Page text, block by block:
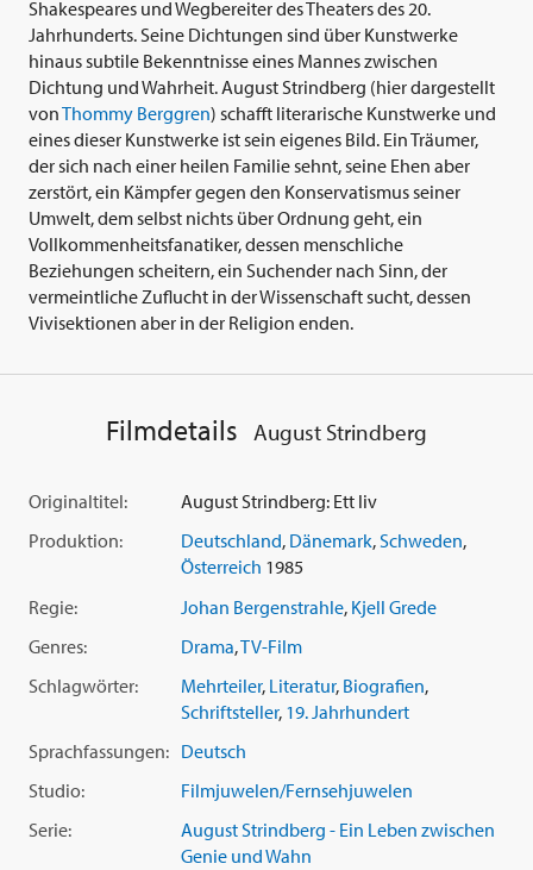
Shakespeares und Wegbereiter des Theaters des 20.
Jahrhunderts. Seine Dichtungen sind über Kunstwerke
hinaus subtile Bekenntnisse eines Mannes zwischen
Dichtung und Wahrheit. August Strindberg (hier dargestellt
vonThommy Berggren) schafft literarische Kunstwerke und
eines dieser Kunstwerke ist sein eigenes Bild. Ein Träumer,
der sich nach einer heilen Familie sehnt, seine Ehen aber
zerstört, ein Kämpfer gegen den Konservatismus seiner
Umwelt, dem selbst nichts über Ordnung geht, ein
Vollkommenheitsfanatiker, dessen menschliche
Beziehungen scheitern, ein Suchender nach Sinn, der
vermeintliche Zuflucht in der Wissenschaft sucht, dessen
Vivisektionen aber in der Religion enden.
Filmdetails August Strindberg
Originaltitel:
August Strindberg: Ett liv
Produktion:
Deutschland, Dänemark,Schweden,
Österreich 1985
Regie:
Johan Bergenstrahle, Kjell Grede
Genres:
Drama,TV-Film
Schlagwörter:
Mehrteiler, Literatur, Biografien,
Schriftsteller, 19. Jahrhundert
Sprachfassungen: Deutsch
Studio:
Filmjuwelen/Fernsehjuwelen
Serie:
August Strindberg - Ein Leben zwischen
Genie und Wahn